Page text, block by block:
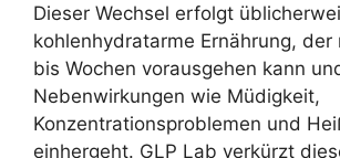
Dieser Wechsel erfolgt
kohlenhydratarme Ernährung, der
bis Wochen vorausgehen kann
Nebenwirkungen wie Müdigkeit,
Konzentrationsproblemen und
einhergeht. GLP Lab verkürzt